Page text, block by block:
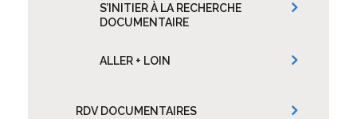
S’INITIER À LA RECHERCHE
DOCUMENTAIRE
ALLER + LOIN
RDV DOCUMENTAIRES